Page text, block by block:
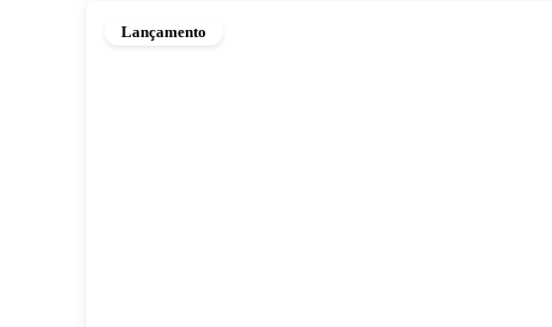
Lançamento